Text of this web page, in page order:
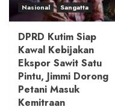
Nasional
Sangatta
DPRD Kutim Siap
Kawal Kebijakan
Ekspor Sawit Satu
Pintu, Jimmi Dorong
Petani Masuk
Kemitraan